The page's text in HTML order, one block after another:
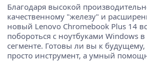
Благодаря высокой
качественному "железу" и
новый Lenovo Chromebook Plus 14
побороться с ноутбуками Windows
сегменте. Готовы ли вы к
просто инструмент, а умный